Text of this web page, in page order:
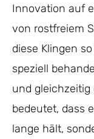
Innovation auf
von rostfreiem
diese Klingen
speziell
und gleichzeitig
bedeutet, dass
lange hält,